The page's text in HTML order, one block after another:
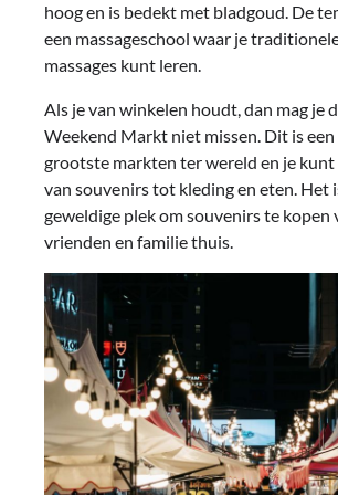
hoog en is bedekt met bladgoud. De
een massageschool waar je
massages kunt leren.
Als je van winkelen houdt, dan mag je
Weekend Markt niet missen. Dit is een
grootste markten ter wereld en je kunt
van souvenirs tot kleding en eten. Het
geweldige plek om souvenirs te kopen
vrienden en familie thuis.